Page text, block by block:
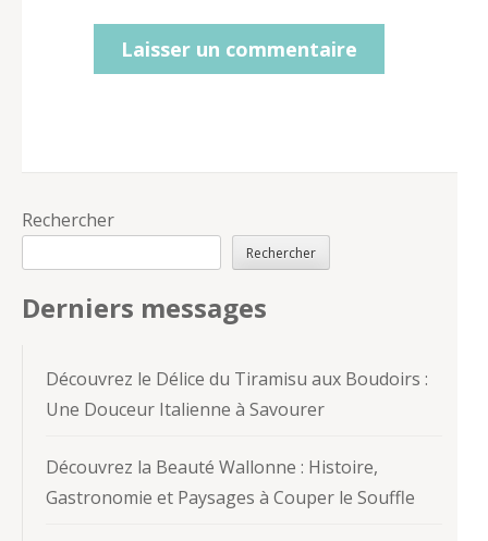
Rechercher
Rechercher
Derniers messages
Découvrez le Délice du Tiramisu aux Boudoirs :
Une Douceur Italienne à Savourer
Découvrez la Beauté Wallonne : Histoire,
Gastronomie et Paysages à Couper le Souffle